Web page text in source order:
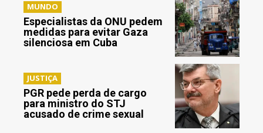
MUNDO
Especialistas da ONU pedem
medidas para evitar Gaza
silenciosa em Cuba
JUSTIÇA
PGR pede perda de cargo
para ministro do STJ
acusado de crime sexual